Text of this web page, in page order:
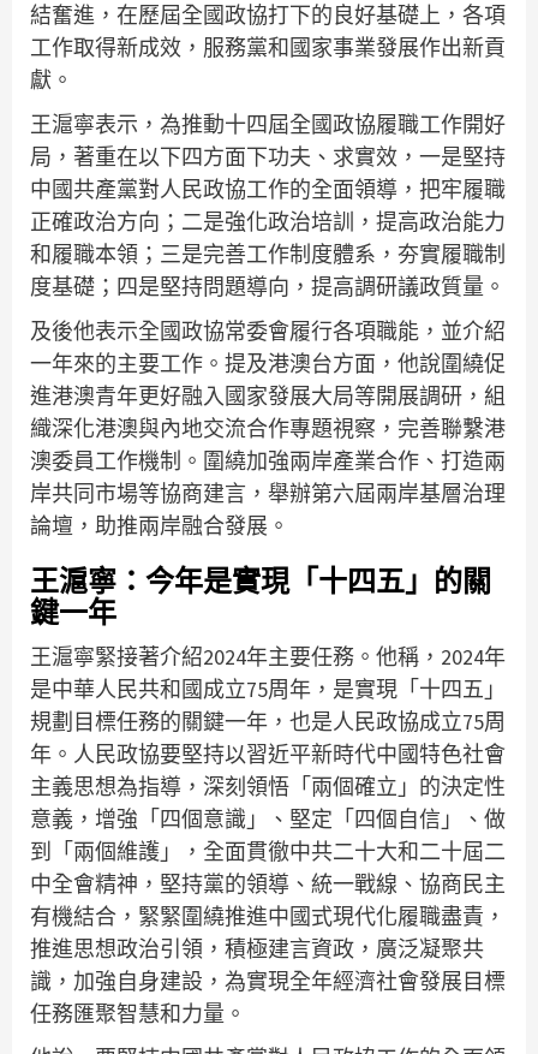
結奮進，在歷屆全國政協打下的良好基礎上，各項
工作取得新成效，服務黨和國家事業發展作出新貢
獻。
王滬寧表示，為推動十四屆全國政協履職工作開好
局，著重在以下四方面下功夫、求實效，一是堅持
中國共產黨對人民政協工作的全面領導，把牢履職
正確政治方向；二是強化政治培訓，提高政治能力
和履職本領；三是完善工作制度體系，夯實履職制
度基礎；四是堅持問題導向，提高調研議政質量。
及後他表示全國政協常委會履行各項職能，並介紹
一年來的主要工作。提及港澳台方面，他說圍繞促
進港澳青年更好融入國家發展大局等開展調研，組
織深化港澳與內地交流合作專題視察，完善聯繫港
澳委員工作機制。圍繞加強兩岸產業合作、打造兩
岸共同市場等協商建言，舉辦第六屆兩岸基層治理
論壇，助推兩岸融合發展。
王滬寧：今年是實現「十四五」的關
鍵一年
王滬寧緊接著介紹2024年主要任務。他稱，2024年
是中華人民共和國成立75周年，是實現「十四五」
規劃目標任務的關鍵一年，也是人民政協成立75周
年。人民政協要堅持以習近平新時代中國特色社會
主義思想為指導，深刻領悟「兩個確立」的決定性
意義，增強「四個意識」、堅定「四個自信」、做
到「兩個維護」，全面貫徹中共二十大和二十屆二
中全會精神，堅持黨的領導、統一戰線、協商民主
有機結合，緊緊圍繞推進中國式現代化履職盡責，
推進思想政治引領，積極建言資政，廣泛凝聚共
識，加強自身建設，為實現全年經濟社會發展目標
任務匯聚智慧和力量。